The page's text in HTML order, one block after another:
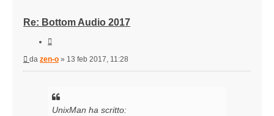
Re: Bottom Audio 2017
Messaggio
da zen-o » 13 feb 2017, 11:28
UnixMan ha scritto: